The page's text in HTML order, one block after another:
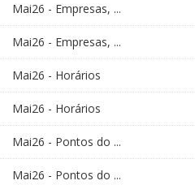
Mai26 - Empresas, ...
Mai26 - Empresas, ...
Mai26 - Horários
Mai26 - Horários
Mai26 - Pontos do ...
Mai26 - Pontos do ...